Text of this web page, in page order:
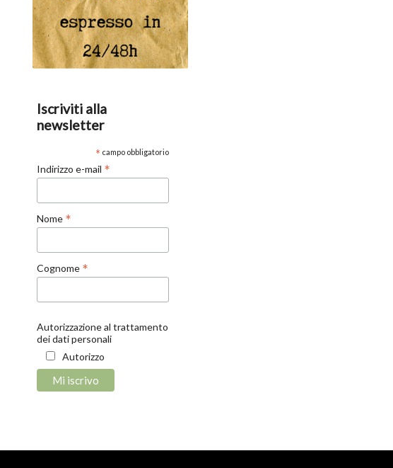
Iscriviti alla
newsletter
* campo obbligatorio
Indirizzo e-mail *
Nome *
Cognome *
Autorizzazione al trattamento
dei dati personali
Autorizzo